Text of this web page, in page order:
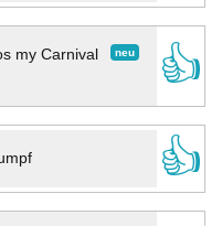
neu
my Carnival
👍
👍